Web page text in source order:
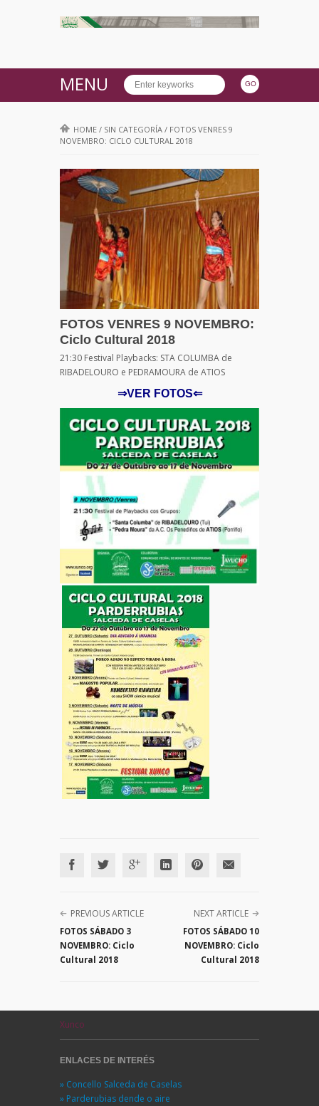
MENU
HOME / SIN CATEGORÍA / FOTOS VENRES 9
NOVEMBRO: CICLO CULTURAL 2018
FOTOS VENRES 9 NOVEMBRO:
Ciclo Cultural 2018
21:30 Festival Playbacks: STA COLUMBA de
RIBADELOURO e PEDRAMOURA de ATIOS
⇒VER FOTOS⇐
PREVIOUS ARTICLE
FOTOS SÁBADO 3
NOVEMBRO: Ciclo
Cultural 2018
NEXT ARTICLE
FOTOS SÁBADO 10
NOVEMBRO: Ciclo
Cultural 2018
Xunco
ENLACES DE INTERÉS
» Concello Salceda de Caselas
» Parderubias dende o aire